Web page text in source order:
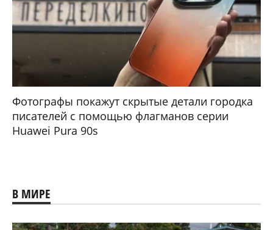
Фотографы покажут скрытые детали городка
писателей с помощью флагманов серии
Huawei Pura 90s
В МИРЕ